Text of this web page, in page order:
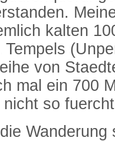
kalten
von
mal ein 700
so
Wanderung